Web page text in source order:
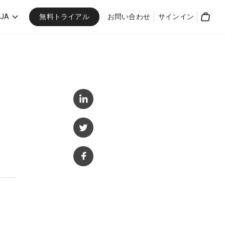
JA 無料トライアル お問い合わせ サインイン